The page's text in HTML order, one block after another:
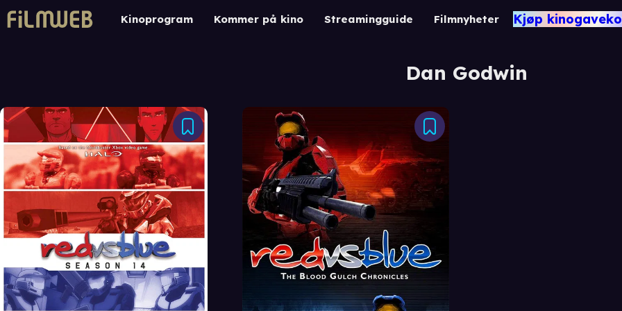
Kinoprogram Kommer på kino Streamingguide Filmnyheter Kjøp
Dan Godwin